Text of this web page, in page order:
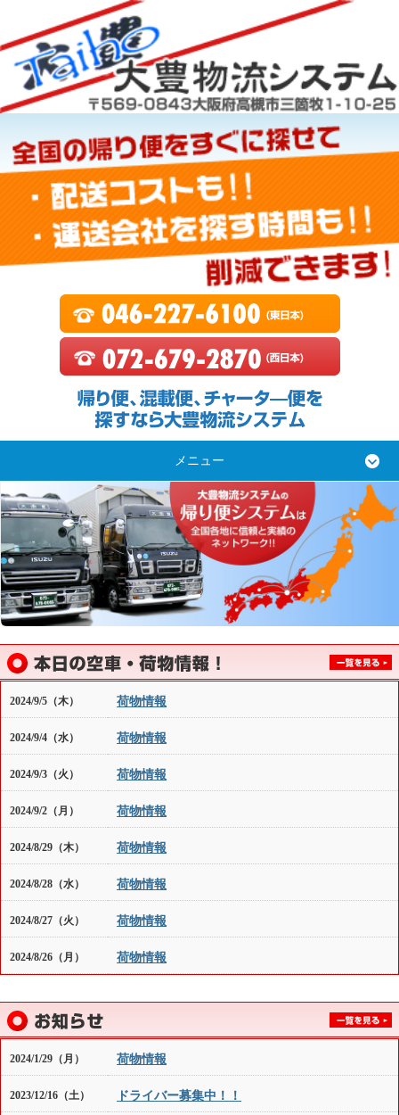
メニュー
2024/9/5（木） 荷物情報
2024/9/4（水） 荷物情報
2024/9/3（火） 荷物情報
2024/9/2（月） 荷物情報
2024/8/29（木） 荷物情報
2024/8/28（水） 荷物情報
2024/8/27（火） 荷物情報
2024/8/26（月） 荷物情報
2024/1/29（月） 荷物情報
2023/12/16（土） ドライバー募集中！！